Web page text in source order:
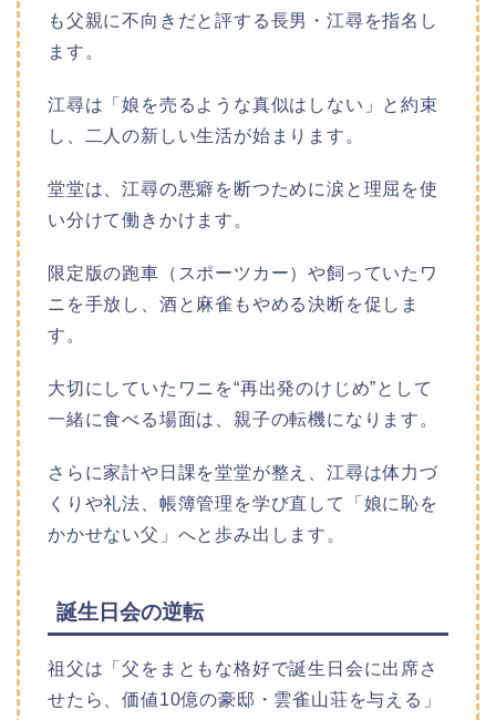
も父親に不向きだと評する長男・江尋を指名し
ます。
江尋は「娘を売るような真似はしない」と約束
し、二人の新しい生活が始まります。
堂堂は、江尋の悪癖を断つために涙と理屈を使
い分けて働きかけます。
限定版の跑車（スポーツカー）や飼っていたワ
ニを手放し、酒と麻雀もやめる決断を促しま
す。
大切にしていたワニを“再出発のけじめ”として
一緒に食べる場面は、親子の転機になります。
さらに家計や日課を堂堂が整え、江尋は体力づ
くりや礼法、帳簿管理を学び直して「娘に恥を
かかせない父」へと歩み出します。
誕生日会の逆転
祖父は「父をまともな格好で誕生日会に出席さ
せたら、価値10億の豪邸・雲雀山荘を与える」